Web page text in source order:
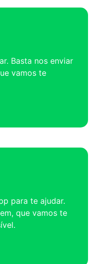
Basta nos enviar
vamos te
para te ajudar.
que vamos te